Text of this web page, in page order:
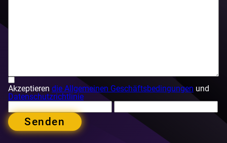
Akzeptieren die Allgemeinen Geschäftsbedingungen und
Datenschutzrichtlinie
Senden